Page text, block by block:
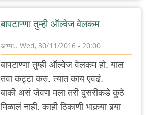
बापटाण्णा तुम्ही ऑल्वेज वेलकम
अभ्या.. Wed, 30/11/2016 - 20:00
In
मायला
बापटाण्णा तुम्ही ऑल्वेज वेलकम हो. याल
तवा कट्टा करु. त्यात काय एवढं.
बाकी असं जेवण मला तरी दुसरीकडे कुठे
मिळालं नाही. काही ठिकाणी भाकर्‍या बर्‍या